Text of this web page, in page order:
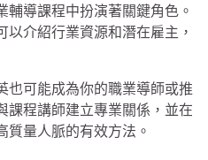
導課程中扮演著關鍵角色。
介紹行業資源和潛在雇主，
也可能成為你的職業導師或推
課程講師建立專業關係，並在
質量人脈的有效方法。